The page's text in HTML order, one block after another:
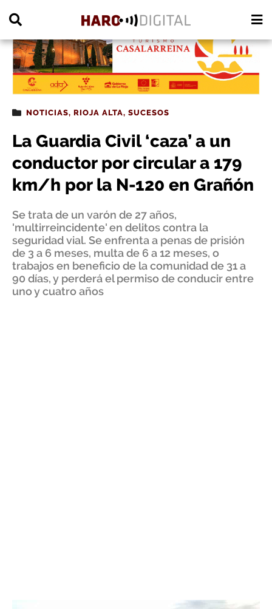
NOTICIAS, RIOJA ALTA, SUCESOS
La Guardia Civil ‘caza’ a un
conductor por circular a 179
km/h por la N-120 en Grañón
Se trata de un varón de 27 años,
'multirreincidente' en delitos contra la
seguridad vial. Se enfrenta a penas de prisión
de 3 a 6 meses, multa de 6 a 12 meses, o
trabajos en beneficio de la comunidad de 31 a
90 días, y perderá el permiso de conducir entre
uno y cuatro años